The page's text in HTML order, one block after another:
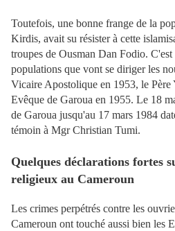
Toutefois, une bonne frange de la
Kirdis, avait su résister à cette
troupes de Ousman Dan Fodio.
populations que vont se diriger les
Vicaire Apostolique en 1953, le Père
Evêque de Garoua en 1955. Le 18
de Garoua jusqu'au 17 mars 1984
témoin à Mgr Christian Tumi.
Quelques déclarations fortes
religieux au Cameroun
Les crimes perpétrés contre les
Cameroun ont touché aussi bien les